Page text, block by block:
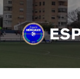
Saltar
al
contenido